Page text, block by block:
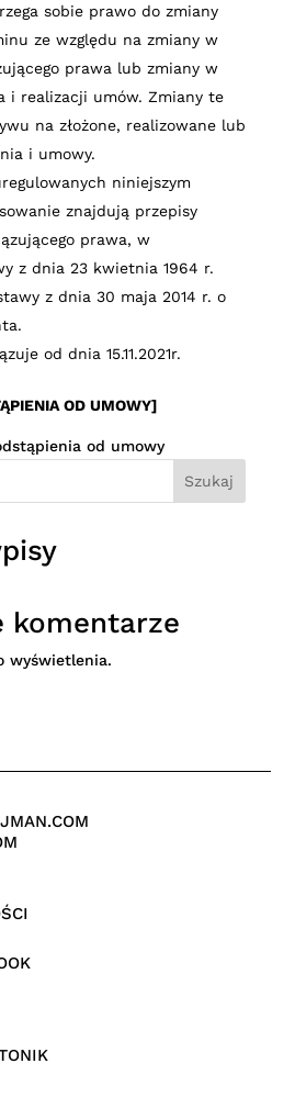
sobie prawo do zmiany
ze względu na zmiany w
prawa lub zmiany w
i realizacji umów. Zmiany te
na złożone, realizowane lub
i umowy.
niniejszym
znajdują przepisy
prawa, w
z dnia 23 kwietnia 1964 r.
z dnia 30 maja 2014 r. o
od dnia 15.11.2021r.
OD UMOWY]
od umowy
Szukaj
komentarze
wyświetlenia.